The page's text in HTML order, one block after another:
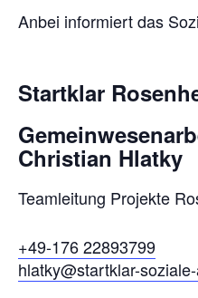
Anbei informiert das
Startklar
Christian Hlatky
Teamleitung Projekte
+49-176 22893799
hlatky@startklar-